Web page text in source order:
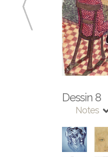
Dessin
Notes